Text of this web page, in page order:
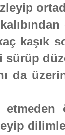
kaşık
sürüp
da